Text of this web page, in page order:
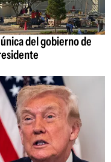
del gobierno de